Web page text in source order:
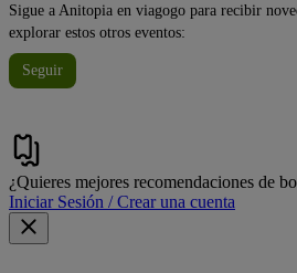
Sigue a Anitopia en viagogo para recibir
explorar estos otros eventos:
Seguir
¿Quieres mejores recomendaciones de
Iniciar Sesión / Crear una cuenta